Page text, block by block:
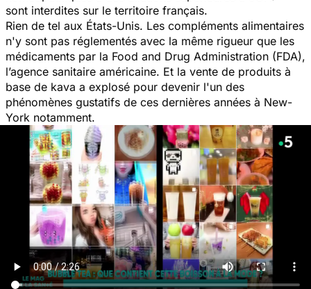
sont interdites sur le territoire français.
Rien de tel aux États-Unis. Les compléments alimentaires
n'y sont pas réglementés avec la même rigueur que les
médicaments par la Food and Drug Administration (FDA),
l’agence sanitaire américaine. Et la vente de produits à
base de kava a explosé pour devenir l'un des
phénomènes gustatifs de ces dernières années à New-
York notamment.